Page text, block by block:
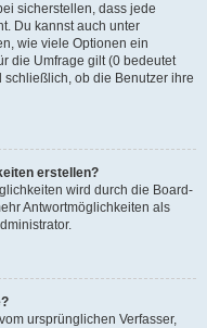
sicherstellen, dass jede
Du kannst auch unter
wie viele Optionen ein
die Umfrage gilt (0 bedeutet
ob die Benutzer ihre
erstellen?
wird durch die Board-
Antwortmöglichkeiten als
ursprünglichen Verfasser,